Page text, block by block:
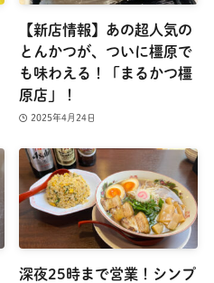
【新店情報】あの超人気の
とんかつが、ついに橿原で
も味わえる！「まるかつ橿
原店」！
2025年4月24日
深夜25時まで営業！シンプ